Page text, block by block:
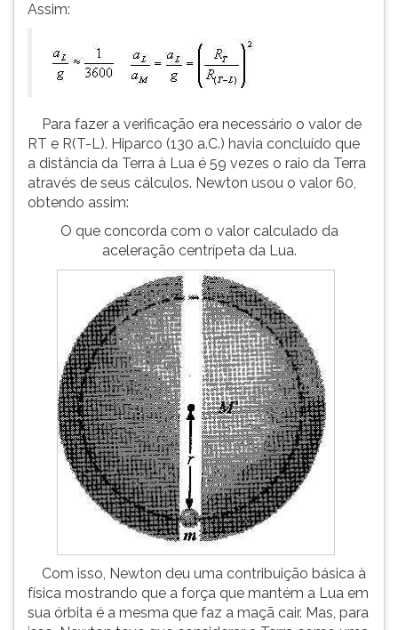
Assim:
Para fazer a verificação era necessário o valor de
RT e R(T-L). Hiparco (130 a.C.) havia concluído que
a distância da Terra à Lua é 59 vezes o raio da Terra
através de seus cálculos. Newton usou o valor 60,
obtendo assim:
O que concorda com o valor calculado da
aceleração centrípeta da Lua.
Com isso, Newton deu uma contribuição básica à
física mostrando que a força que mantém a Lua em
sua órbita é a mesma que faz a maçã cair. Mas, para